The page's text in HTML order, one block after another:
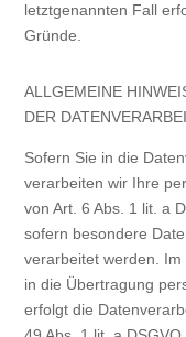
letztgenannten Fall
Gründe.
ALLGEMEINE
DER
Sofern Sie in die
verarbeiten wir Ihre
von Art. 6 Abs. 1 lit. a
sofern besondere
verarbeitet werden.
in die Übertragung
erfolgt die